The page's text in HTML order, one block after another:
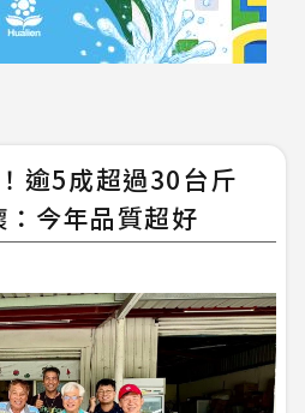
逾5成超過30台斤
今年品質超好